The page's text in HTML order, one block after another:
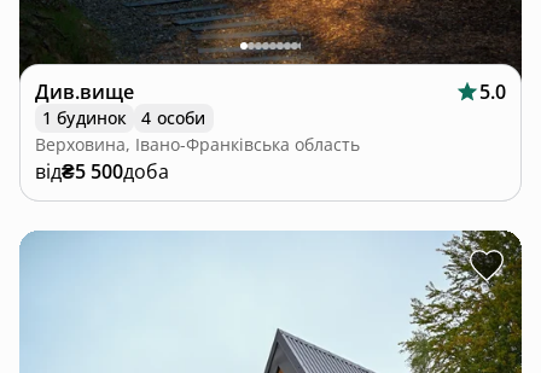
Див.вище 5.0
1 будинок
4 особи
Верховина, Івано-Франківська область
від₴5 500доба